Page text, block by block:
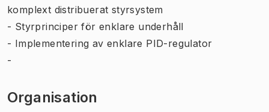
komplext distribuerat styrsystem
- Styrprinciper för enklare underhåll
- Implementering av enklare PID-regulator
-
Organisation